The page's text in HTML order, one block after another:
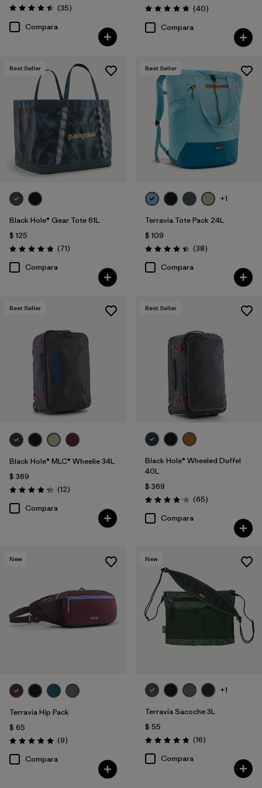
Valoración: 4.5 / 5
(35Comentarios
)
Compara
Valoración: 4.8 / 5
(40Comentarios
)
Compara
Best Seller
Black Hole® Gear Tote 61L
$ 125
Valoración: 4.9 / 5
(71Comentarios
)
Compara
Best Seller
+1
Terravia Tote Pack 24L
$ 109
Valoración: 4.4 / 5
(38Comentarios
)
Compara
Best Seller
Black Hole® MLC® Wheelie 34L
$ 369
Valoración: 4.3 / 5
(12Comentarios
)
Compara
Best Seller
Black Hole® Wheeled Duffel
40L
$ 369
Valoración: 4.1 / 5
(65Comentarios
)
Compara
New
Terravia Hip Pack
$ 65
Valoración: 5.0 / 5
(9Comentarios
)
Compara
New
+1
Terravia Sacoche 3L
$ 55
Valoración: 4.9 / 5
(16Comentarios
)
Compara